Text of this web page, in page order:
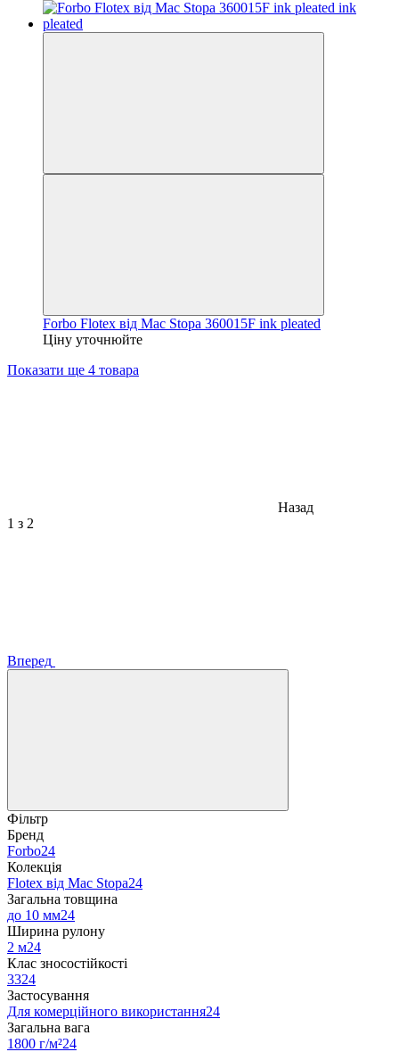
Forbo Flotex від Mac Stopa 360015F ink pleated
Ціну уточнюйте
Показати ще 4 товара
Назад
1 з 2
Вперед
Фільтр
Бренд
Forbo24
Колекція
Flotex від Mac Stopa24
Загальна товщина
до 10 мм24
Ширина рулону
2 м24
Клас зносостійкості
3324
Застосування
Для комерційного використання24
Загальна вага
1800 г/м²24